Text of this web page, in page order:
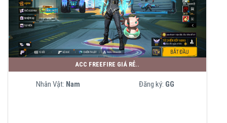
ACC FREEFIRE GIÁ RẺ..
Nhân Vật: Nam Đăng ký: GG